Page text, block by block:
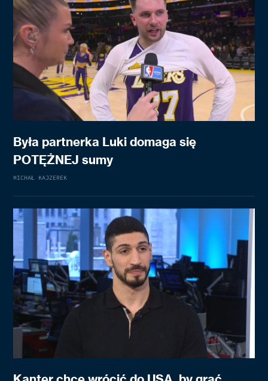
Była partnerka Luki domaga się
POTĘŻNEJ sumy
MICHAŁ KAJZEREK